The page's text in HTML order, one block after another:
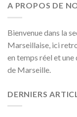
A PROPOS DE
Bienvenue dans la
Marseillaise, ici
en temps réel et
de Marseille.
DERNIERS